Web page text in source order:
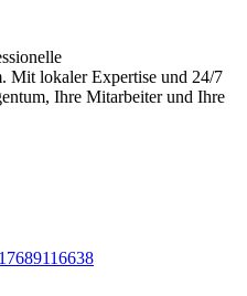
. Mit lokaler Expertise und 24/7
Ihre Mitarbeiter und Ihre